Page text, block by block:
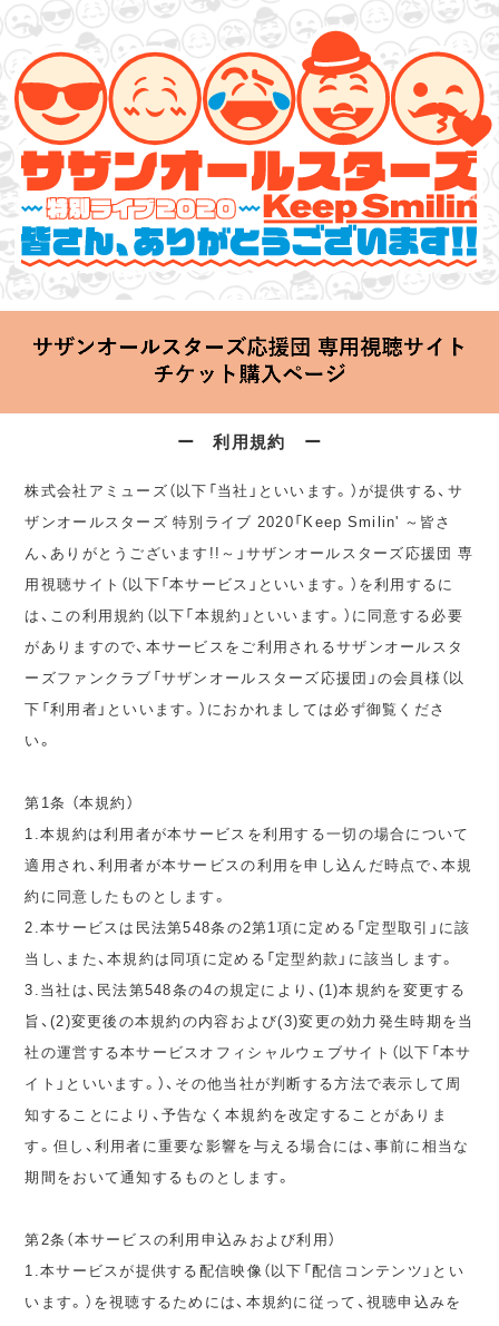
サザンオールスターズ 特別ライブ 2020
2020.06.25 Thu 20:00 Start at 横浜アリーナ
ー 利用規約 ー
株式会社アミューズ（以下「当社」といいます。）が提供する、サ
ザンオールスターズ 特別ライブ 2020「Keep Smilin' ～皆さ
ん、ありがとうございます!!～」サザンオールスターズ応援団 専
用視聴サイト（以下「本サービス」といいます。）を利用するに
は、この利用規約（以下「本規約」といいます。）に同意する必要
がありますので、本サービスをご利用されるサザンオールスタ
ーズファンクラブ「サザンオールスターズ応援団」の会員様（以
下「利用者」といいます。）におかれましては必ず御覧くださ
い。
第1条 （本規約）
1.本規約は利用者が本サービスを利用する一切の場合について
適用され、利用者が本サービスの利用を申し込んだ時点で、本規
約に同意したものとします。
2.本サービスは民法第548条の2第1項に定める「定型取引」に該
当し、また、本規約は同項に定める「定型約款」に該当します。
3.当社は、民法第548条の4の規定により、(1)本規約を変更する
旨、(2)変更後の本規約の内容および(3)変更の効力発生時期を当
社の運営する本サービスオフィシャルウェブサイト（以下「本サ
イト」といいます。）、その他当社が判断する方法で表示して周
知することにより、予告なく本規約を改定することがありま
す。但し、利用者に重要な影響を与える場合には、事前に相当な
期間をおいて通知するものとします。
第2条（本サービスの利用申込みおよび利用）
1.本サービスが提供する配信映像（以下「配信コンテンツ」とい
います。）を視聴するためには、本規約に従って、視聴申込みを